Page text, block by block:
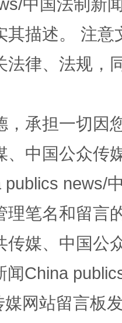
中国法制新
其描述。 注
法律、法规，
，承担一切因
、中国公众传
publics news/
理笔名和留言
传媒、中国公
闻China
网站留言板